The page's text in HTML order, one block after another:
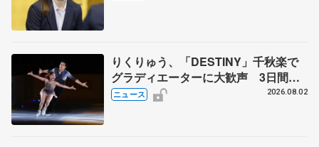
りくりゅう、「DESTINY」千秋楽で
グラディエーターに大歓声 3日間の
計4公演で延べ約１万8千人動員、三浦
ニュース 2026.08.02